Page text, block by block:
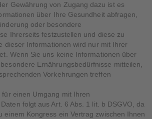
Gewährung von Zugang dazu ist es
über Ihre Gesundheit abfragen,
oder besondere
Ihrerseits festzustellen und diese zu
dieser Informationen wird nur mit Ihrer
Wenn Sie uns keine Informationen über
Ernährungsbedürfnisse mitteilen,
Vorkehrungen treffen
einen Umgang mit Ihren
folgt aus Art. 6 Abs. 1 lit. b DSGVO, da
einem Kongress ein Vertrag zwischen Ihnen